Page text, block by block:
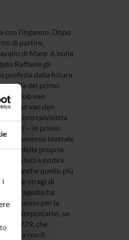
i
l’inganno. Dopo
di partire,
di Mare. A nulla
Raffaele gli
profezia dalla futura
quella del primo
di Jacob van
Joost van den
calvinista
epici – in primis
Nel consesso teatrale
della propria
su luci e ombre
ma anche quello più
le stragi di
La tragedia ha
per la
interpretativi, se
nel 1729, che
con il